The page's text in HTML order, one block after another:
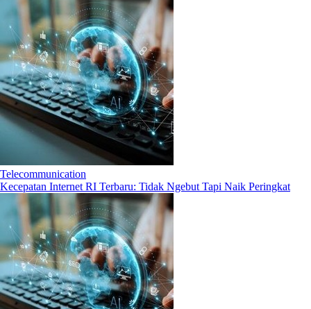
Telecommunication
Kecepatan Internet RI Terbaru: Tidak Ngebut Tapi Naik Peringkat